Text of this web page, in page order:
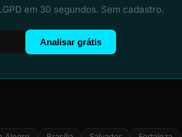
em 30 segundos. Sem cadastro.
Analisar grátis